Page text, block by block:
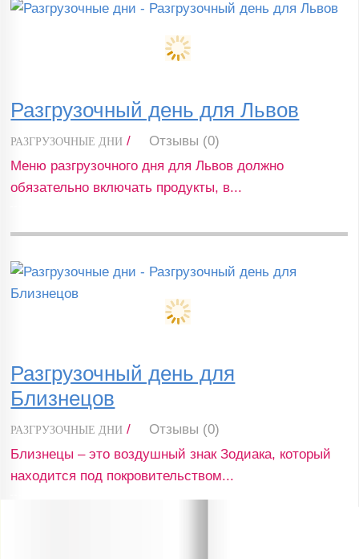
Разгрузочный день для Львов
РАЗГРУЗОЧНЫЕ ДНИ /
Отзывы (0)
Меню разгрузочного дня для Львов должно
обязательно включать продукты, в...
Разгрузочный день для
Близнецов
РАЗГРУЗОЧНЫЕ ДНИ /
Отзывы (0)
Близнецы – это воздушный знак Зодиака, который
находится под покровительством...